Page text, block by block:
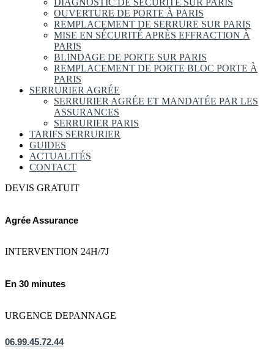
OUVERTURE DE PORTE À PARIS
REMPLACEMENT DE SERRURE SUR PARIS
MISE EN SÉCURITÉ APRÈS EFFRACTION À
PARIS
BLINDAGE DE PORTE SUR PARIS
REMPLACEMENT DE PORTE BLOC PORTE À
PARIS
SERRURIER AGRÉE
SERRURIER AGRÉE ET MANDATÉE PAR LES
ASSURANCES
SERRURIER PARIS
TARIFS SERRURIER
GUIDES
ACTUALITÉS
CONTACT
DEVIS GRATUIT
Agrée Assurance
INTERVENTION 24H/7J
En 30 minutes
URGENCE DEPANNAGE
06.99.45.72.44